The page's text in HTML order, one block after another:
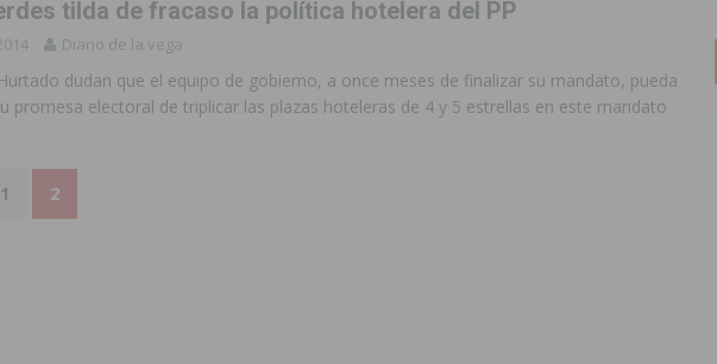
tilda de fracaso la política hotelera del PP
Diario de la vega
dudan que el equipo de gobierno, a once meses de finalizar su mandato, pueda
promesa electoral de triplicar las plazas hoteleras de 4 y 5 estrellas en este mandato
1 2